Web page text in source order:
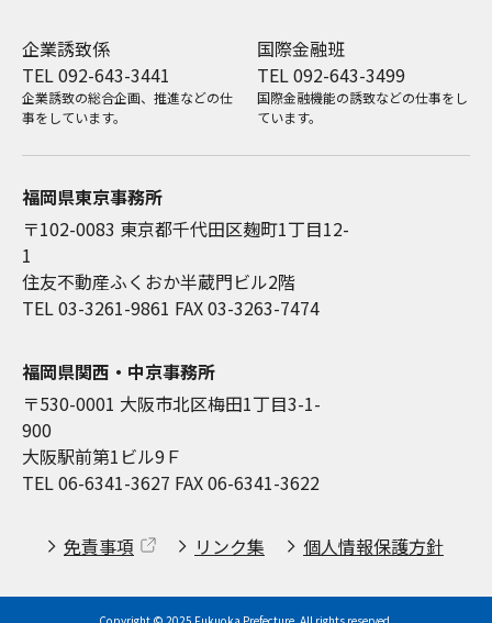
企業誘致係
TEL 092-643-3441
企業誘致の総合企画、推進などの仕
事をしています。
国際金融班
TEL 092-643-3499
国際金融機能の誘致などの仕事をし
ています。
福岡県東京事務所
〒102-0083 東京都千代田区麹町1丁目12-
1
住友不動産ふくおか半蔵門ビル2階
TEL 03-3261-9861 FAX 03-3263-7474
福岡県関西・中京事務所
〒530-0001 大阪市北区梅田1丁目3-1-
900
大阪駅前第1ビル9Ｆ
TEL 06-6341-3627 FAX 06-6341-3622
免責事項 リンク集 個人情報保護方針